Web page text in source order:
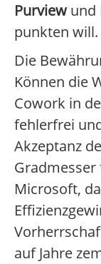
Purviewund
punkten will.
Die
Können die
Cowork in
fehlerfrei
Akzeptanz
Gradmesser
Microsoft,
auf Jahre